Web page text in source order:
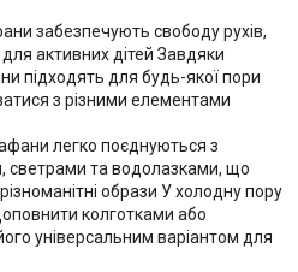
забезпечують свободу рухів,
активних дітей Завдяки
підходять для будь-якої пори
з різними елементами
легко поєднуються з
светрами та водолазками, що
образи У холодну пору
колготками або
універсальним варіантом для